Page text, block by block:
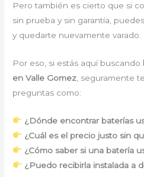
Pero también es cierto que si
sin prueba y sin garantía,
y quedarte nuevamente varado.
Por eso, si estás aquí buscando
en Valle Gomez , seguramente
preguntas como:
¿Dónde encontrar baterías
¿Cuál es el precio justo sin
¿Cómo saber si una batería
¿Puedo recibirla instalada a